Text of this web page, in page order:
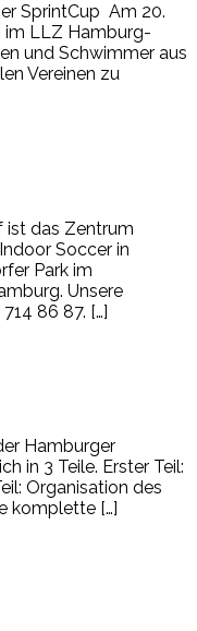
SprintCup Am 20.
im LLZ Hamburg-
und Schwimmer aus
Vereinen zu
das Zentrum
Soccer in
Park im
Unsere
86 87. […]
Hamburger
in 3 Teile. Erster Teil:
Organisation des
komplette […]